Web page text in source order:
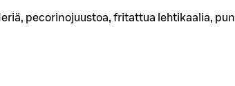
pecorinojuustoa, fritattua lehtikaalia,